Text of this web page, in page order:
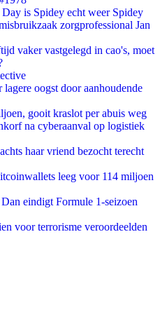
is Spidey echt weer Spidey
zorgprofessional Jan
vaker vastgelegd in cao's, moet
oogst door aanhoudende
gooit kraslot per abuis weg
na cyberaanval op logistiek
haar vriend bezocht terecht
leeg voor 114 miljoen
eindigt Formule 1-seizoen
voor terrorisme veroordeelden